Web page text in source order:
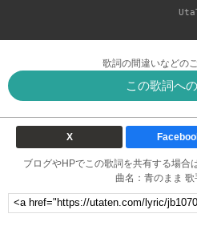
歌詞の間違いなどの
この歌詞へ
X
ブログやHPでこの歌詞を共有する場合
曲名：青のまま 歌